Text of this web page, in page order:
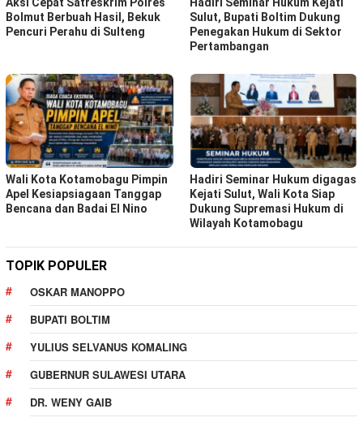
Aksi Cepat Satreskrim Polres
Bolmut Berbuah Hasil, Bekuk
Pencuri Perahu di Sulteng
Hadiri Seminar Hukum Kejati
Sulut, Bupati Boltim Dukung
Penegakan Hukum di Sektor
Pertambangan
Wali Kota Kotamobagu Pimpin
Apel Kesiapsiagaan Tanggap
Bencana dan Badai El Nino
Hadiri Seminar Hukum digagas
Kejati Sulut, Wali Kota Siap
Dukung Supremasi Hukum di
Wilayah Kotamobagu
TOPIK POPULER
OSKAR MANOPPO
BUPATI BOLTIM
YULIUS SELVANUS KOMALING
GUBERNUR SULAWESI UTARA
DR. WENY GAIB